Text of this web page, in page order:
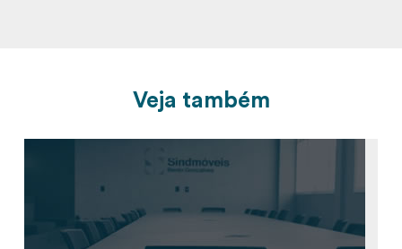
Veja também